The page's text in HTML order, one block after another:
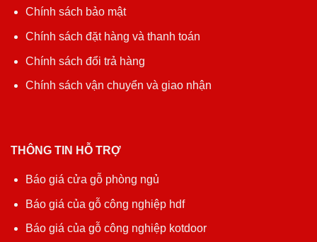
Chính sách bảo mật
Chính sách đặt hàng và thanh toán
Chính sách đổi trả hàng
Chính sách vận chuyển và giao nhận
THÔNG TIN HỖ TRỢ
Báo giá cửa gỗ phòng ngủ
Báo giá của gỗ công nghiệp hdf
Báo giá của gỗ công nghiệp kotdoor